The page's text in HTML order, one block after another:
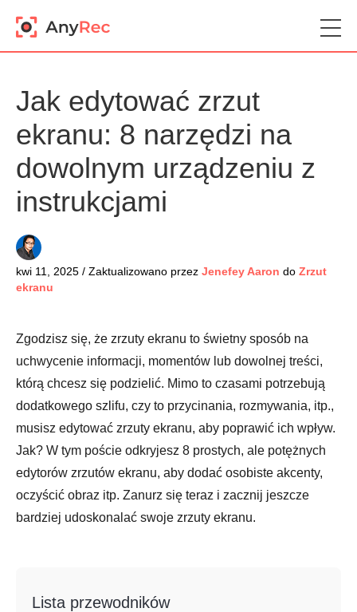
Jak edytować zrzut
ekranu: 8 narzędzi na
dowolnym urządzeniu z
instrukcjami
kwi 11, 2025 / Zaktualizowano przez Jenefey Aaron do Zrzut
ekranu
Zgodzisz się, że zrzuty ekranu to świetny sposób na
uchwycenie informacji, momentów lub dowolnej treści,
którą chcesz się podzielić. Mimo to czasami potrzebują
dodatkowego szlifu, czy to przycinania, rozmywania, itp.,
musisz edytować zrzuty ekranu, aby poprawić ich wpływ.
Jak? W tym poście odkryjesz 8 prostych, ale potężnych
edytorów zrzutów ekranu, aby dodać osobiste akcenty,
oczyścić obraz itp. Zanurz się teraz i zacznij jeszcze
bardziej udoskonalać swoje zrzuty ekranu.
Lista przewodników